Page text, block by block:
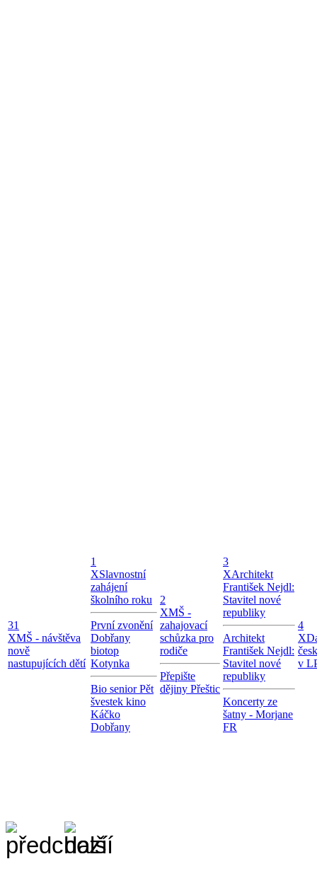
31
XMŠ - návštěva
nově
nastupujících dětí
1
XSlavnostní
zahájení
školního roku
První zvonění
Dobřany
biotop
Kotynka
Bio senior Pět
švestek kino
Káčko
Dobřany
2
XMŠ -
zahajovací
schůzka pro
rodiče
Přepište
dějiny Přeštic
3
XArchitekt
František Nejdl:
Stavitel nové
republiky
Architekt
František Nejdl:
Stavitel nové
republiky
Koncerty ze
šatny - Morjane
FR
4
X
v